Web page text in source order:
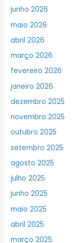
junho 2026
maio 2026
abril 2026
março 2026
fevereiro 2026
janeiro 2026
dezembro 2025
novembro 2025
outubro 2025
setembro 2025
agosto 2025
julho 2025
junho 2025
maio 2025
abril 2025
março 2025